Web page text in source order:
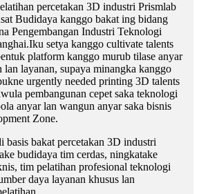
percetakan 3D industri Prismlab
Budidaya kanggo bakat ing bidang
Pengembangan Industri Teknologi
setya kanggo cultivate talents
platform kanggo murub tilase anyar
lan layanan, supaya minangka kanggo
urgently needed printing 3D talents
pembangunan cepet saka teknologi
anyar lan wangun anyar saka bisnis
Zone.
basis bakat percetakan 3D industri
budidaya tim cerdas, ningkatake
tim pelatihan profesional teknologi
daya layanan khusus lan